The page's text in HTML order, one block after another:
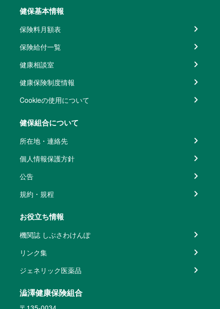
健保基本情報
保険料月額表
保険給付一覧
健康相談室
健康保険制度情報
Cookieの使用について
健保組合について
所在地・連絡先
個人情報保護方針
公告
規約・規程
お役立ち情報
機関誌 しぶさわけんぽ
リンク集
ジェネリック医薬品
澁澤健康保険組合